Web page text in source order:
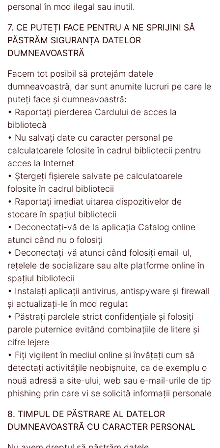
personal în mod ilegal sau inutil.
7. CE PUTEȚI FACE PENTRU A NE SPRIJINI SĂ
PĂSTRĂM SIGURANȚA DATELOR
DUMNEAVOASTRĂ
Facem tot posibil să protejăm datele
dumneavoastră, dar sunt anumite lucruri pe care le
puteți face și dumneavoastră:
• Raportați pierderea Cardului de acces la
bibliotecă
• Nu salvați date cu caracter personal pe
calculatoarele folosite în cadrul bibliotecii pentru
acces la Internet
• Ștergeți fișierele salvate pe calculatoarele
folosite în cadrul bibliotecii
• Raportați imediat uitarea dispozitivelor de
stocare în spațiul bibliotecii
• Deconectați-vă de la aplicația Catalog online
atunci când nu o folosiți
• Deconectați-vă atunci când folosiți email-ul,
rețelele de socializare sau alte platforme online în
spațiul bibliotecii
• Instalați aplicații antivirus, antispyware și firewall
și actualizați-le în mod regulat
• Păstrați parolele strict confidențiale și folosiți
parole puternice evitând combinațiile de litere și
cifre lejere
• Fiți vigilent în mediul online și învățați cum să
detectați activitățile neobișnuite, ca de exemplu o
nouă adresă a site-ului, web sau e-mail-urile de tip
phishing prin care vi se solicită informații personale
8. TIMPUL DE PĂSTRARE AL DATELOR
DUMNEAVOASTRĂ CU CARACTER PERSONAL